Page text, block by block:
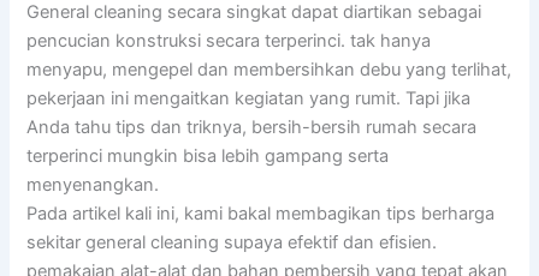
General cleaning secara singkat dapat diartikan sebagai
pencucian konstruksi secara terperinci. tak hanya
menyapu, mengepel dan membersihkan debu yang terlihat,
pekerjaan ini mengaitkan kegiatan yang rumit. Tapi jika
Anda tahu tips dan triknya, bersih-bersih rumah secara
terperinci mungkin bisa lebih gampang serta
menyenangkan.
Pada artikel kali ini, kami bakal membagikan tips berharga
sekitar general cleaning supaya efektif dan efisien.
pemakaian alat-alat dan bahan pembersih yang tepat akan